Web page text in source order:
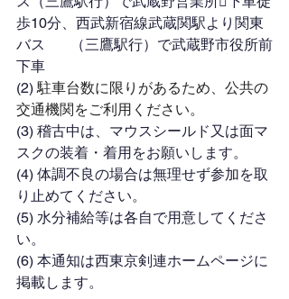
歩10分、西武新宿線武蔵関駅より関東
バス       （三鷹駅行）で武蔵野市役所前
下車
(2) 駐車台数に限りがあるため、公共の
交通機関をご利用ください。
(3) 稽古中は、マウスシールド又は面マ
スクの装着・着用をお願いします。
(4) 体調不良の場合は無理せず参加を取
り止めてください。
(5) 水分補給等は各自で用意してくださ
い。
(6) 本通知は西東京剣連ホームページに
掲載します。